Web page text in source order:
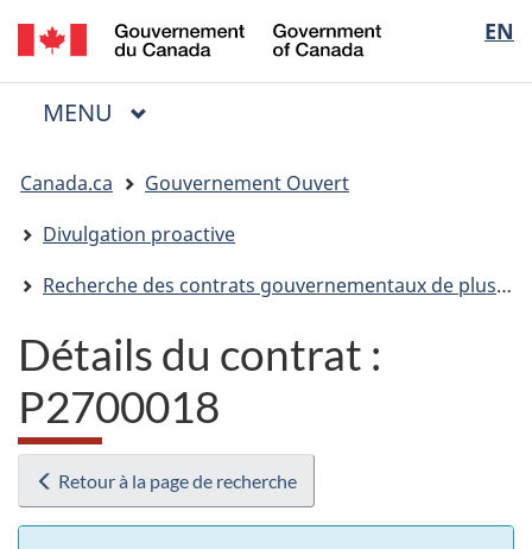
Passer
au
contenu
Passer
à
« Au
Passer
à
la
EN
of
Menu
MENU PRINCIPAL
êtes
ici
Canada.ca
Gouvernement Ouvert
Divulgation proactive
Recherche des contrats gouvernementaux de plus de 10 000 $
Détails du contrat :
P2700018
Retour à la page de recherche